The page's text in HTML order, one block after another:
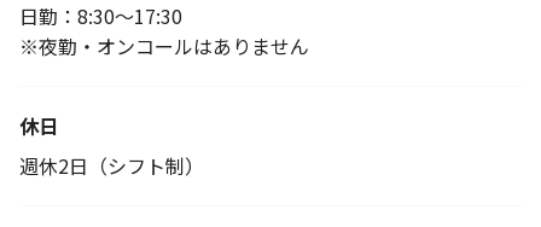
日勤：8:30～17:30
※夜勤・オンコールはありません
休日
週休2日（シフト制）